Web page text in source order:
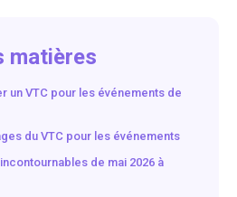
matières
un VTC pour les événements de
du VTC pour les événements
de mai 2026 à